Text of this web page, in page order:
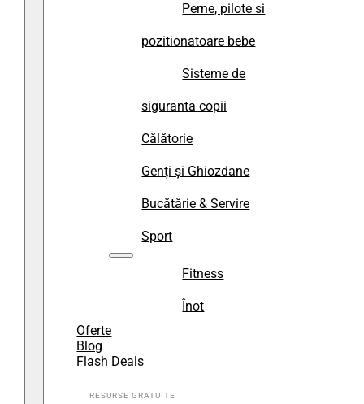
Perne, pilote si
pozitionatoare bebe
Sisteme de
siguranta copii
Călătorie
Genți și Ghiozdane
Bucătărie & Servire
Sport
Fitness
Înot
Oferte
Blog
Flash Deals